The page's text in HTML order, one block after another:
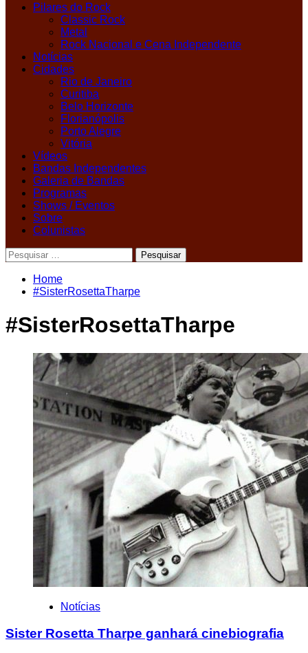
Pilares do Rock
Classic Rock
Metal
Rock Nacional e Cena Independente
Notícias
Cidades
Rio de Janeiro
Curitiba
Belo Horizonte
Florianópolis
Porto Alegre
Vitória
Vídeos
Bandas Independentes
Galeria de Bandas
Programas
Shows / Eventos
Sobre
Colunistas
Pesquisar
por:
Home
#SisterRosettaTharpe
#SisterRosettaTharpe
Notícias
Sister Rosetta Tharpe ganhará cinebiografia